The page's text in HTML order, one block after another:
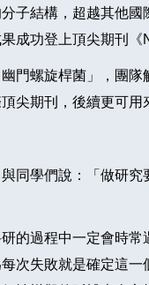
子結構，超越其他
成功登上頂尖期刊《
門螺旋桿菌」，團
尖期刊，後續更可用
同學們說：「做研
的過程中一定會時
次失敗就是確定這